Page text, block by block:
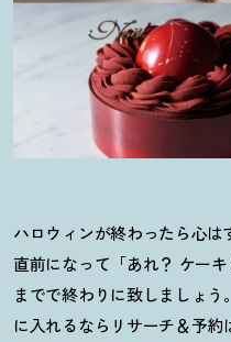
ハロウィンが終わったら心は
直前になって「あれ？ ケー
までで終わりに致しましょ
に入れるならリサーチ＆予